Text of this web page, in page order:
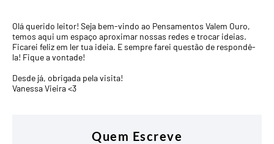
Olá querido leitor! Seja bem-vindo ao Pensamentos Valem Ouro,
temos aqui um espaço aproximar nossas redes e trocar ideias.
Ficarei feliz em ler tua ideia. E sempre farei questão de respondê-
la! Fique a vontade!
Desde já, obrigada pela visita!
Vanessa Vieira <3
Quem Escreve